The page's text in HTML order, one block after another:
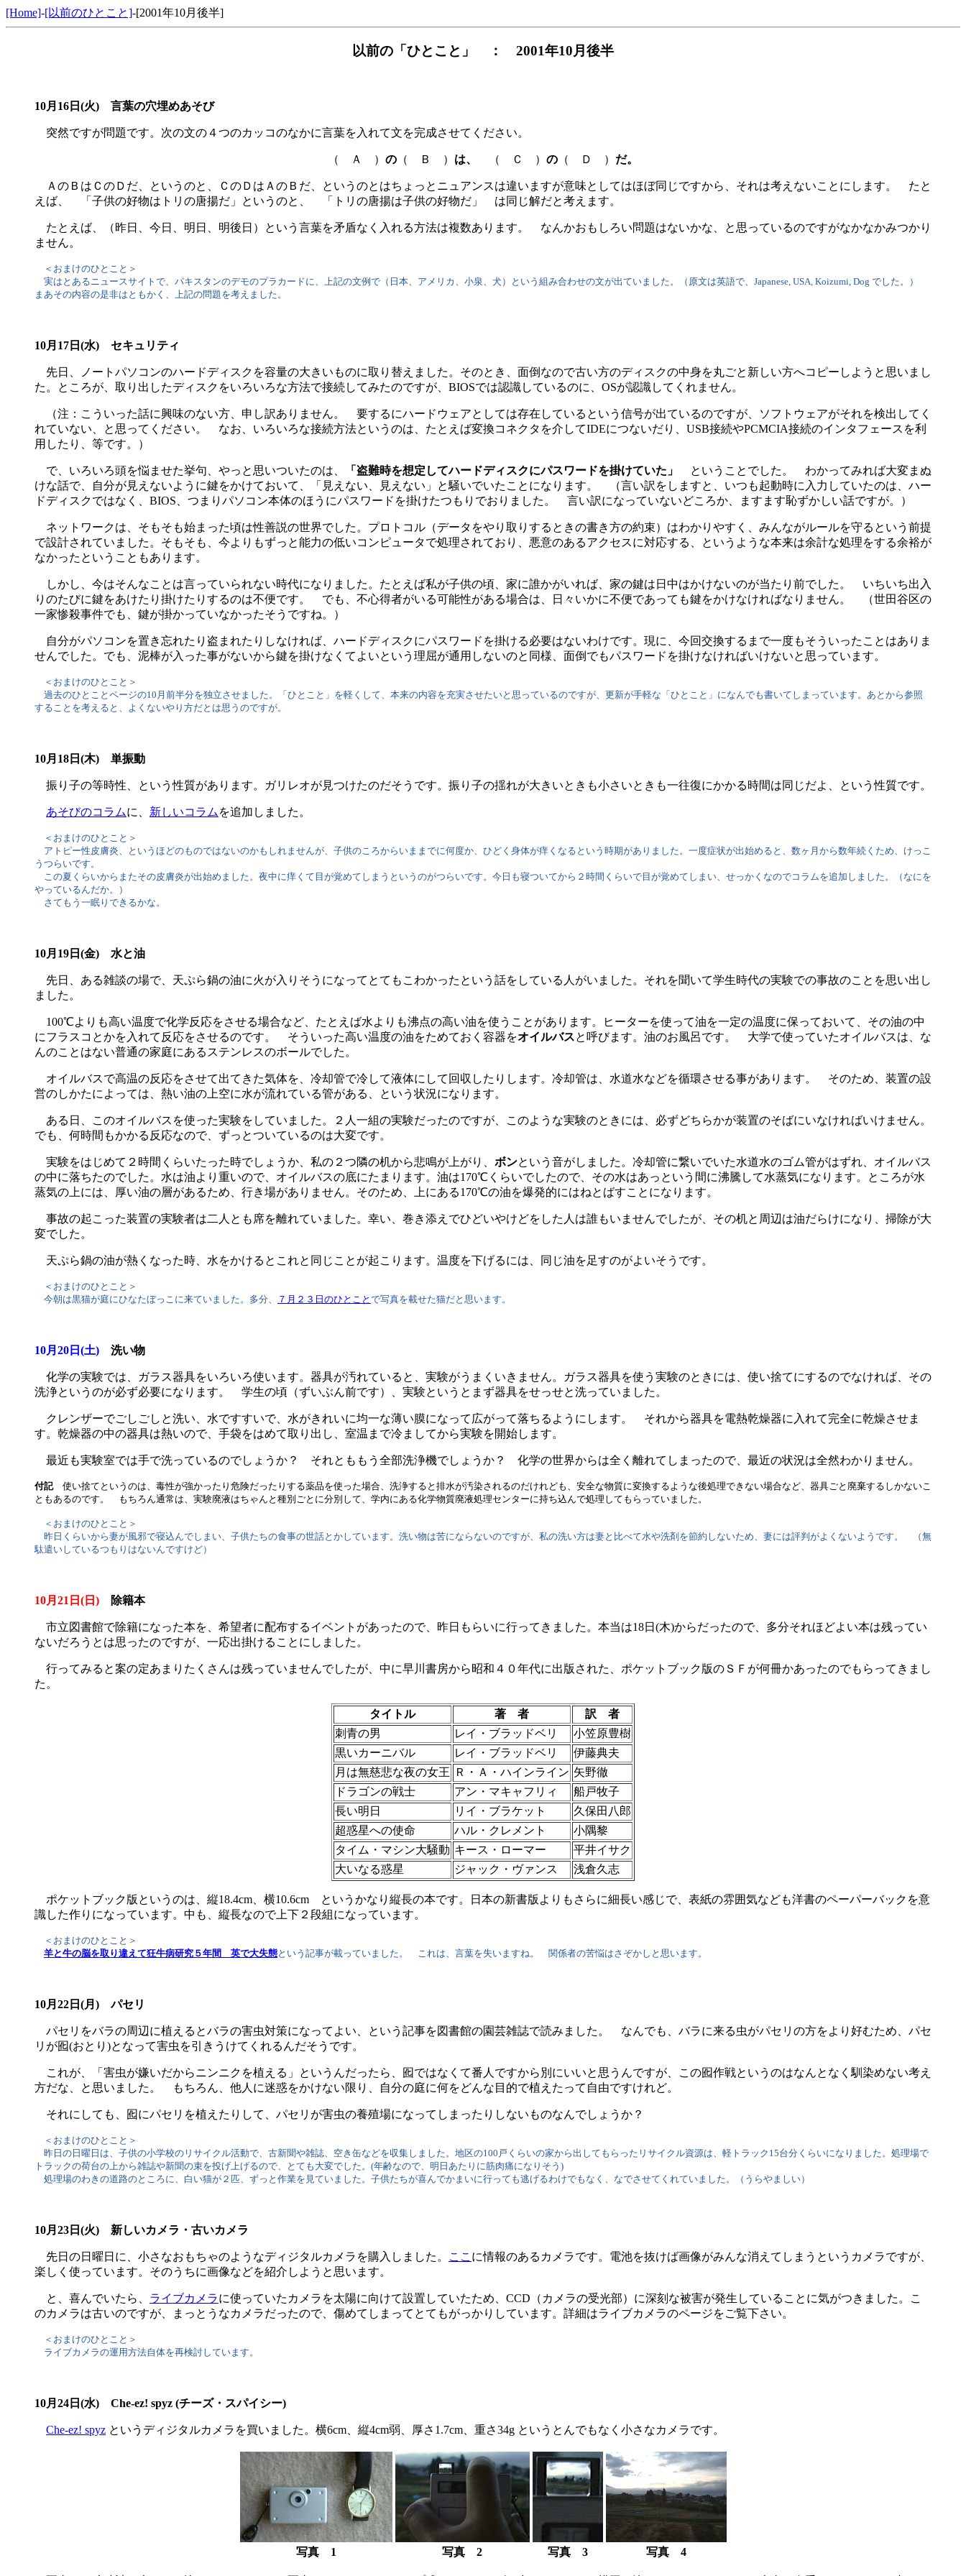
[Home]-[以前のひとこと]-[2001年10月後半]
以前の「ひとこと」 ： 2001年10月後半
10月16日(火) 言葉の穴埋めあそび
突然ですが問題です。次の文の４つのカッコのなかに言葉を入れて文を完成させてください。
（ Ａ ） の （ Ｂ ） は、 （ Ｃ ） の （ Ｄ ） だ。
ＡのＢはＣのＤだ、というのと、ＣのＤはＡのＢだ、というのとはちょっとニュアンスは違いますが意味としてはほぼ同じですから、それは考えないことにします。 たと
えば、 「子供の好物はトリの唐揚だ」というのと、 「トリの唐揚は子供の好物だ」 は同じ解だと考えます。
たとえば、（昨日、今日、明日、明後日）という言葉を矛盾なく入れる方法は複数あります。 なんかおもしろい問題はないかな、と思っているのですがなかなかみつかり
ません。
＜おまけのひとこと＞
実はとあるニュースサイトで、パキスタンのデモのプラカードに、上記の文例で（日本、アメリカ、小泉、犬）という組み合わせの文が出ていました。（原文は英語で、Japanese, USA, Koizumi, Dog でした。）
まあその内容の是非はともかく、上記の問題を考えました。
10月17日(水) セキュリティ
先日、ノートパソコンのハードディスクを容量の大きいものに取り替えました。そのとき、面倒なので古い方のディスクの中身を丸ごと新しい方へコピーしようと思いまし
た。ところが、取り出したディスクをいろいろな方法で接続してみたのですが、BIOSでは認識しているのに、OSが認識してくれません。
（注：こういった話に興味のない方、申し訳ありません。 要するにハードウェアとしては存在しているという信号が出ているのですが、ソフトウェアがそれを検出してく
れていない、と思ってください。 なお、いろいろな接続方法というのは、たとえば変換コネクタを介してIDEにつないだり、USB接続やPCMCIA接続のインタフェースを利
用したり、等です。）
で、いろいろ頭を悩ませた挙句、やっと思いついたのは、 「盗難時を想定してハードディスクにパスワードを掛けていた」
ということでした。 わかってみれば大変まぬ
けな話で、自分が見えないように鍵をかけておいて、「見えない、見えない」と騒いでいたことになります。 （言い訳をしますと、いつも起動時に入力していたのは、ハー
ドディスクではなく、BIOS、つまりパソコン本体のほうにパスワードを掛けたつもりでおりました。 言い訳になっていないどころか、ますます恥ずかしい話ですが。）
ネットワークは、そもそも始まった頃は性善説の世界でした。プロトコル（データをやり取りするときの書き方の約束）はわかりやすく、みんながルールを守るという前提
で設計されていました。そもそも、今よりもずっと能力の低いコンピュータで処理されており、悪意のあるアクセスに対応する、というような本来は余計な処理をする余裕が
なかったということもあります。
しかし、今はそんなことは言っていられない時代になりました。たとえば私が子供の頃、家に誰かがいれば、家の鍵は日中はかけないのが当たり前でした。 いちいち出入
りのたびに鍵をあけたり掛けたりするのは不便です。 でも、不心得者がいる可能性がある場合は、日々いかに不便であっても鍵をかけなければなりません。 （世田谷区の
一家惨殺事件でも、鍵が掛かっていなかったそうですね。）
自分がパソコンを置き忘れたり盗まれたりしなければ、ハードディスクにパスワードを掛ける必要はないわけです。現に、今回交換するまで一度もそういったことはありま
せんでした。でも、泥棒が入った事がないから鍵を掛けなくてよいという理屈が通用しないのと同様、面倒でもパスワードを掛けなければいけないと思っています。
＜おまけのひとこと＞
過去のひとことページの10月前半分を独立させました。「ひとこと」を軽くして、本来の内容を充実させたいと思っているのですが、更新が手軽な「ひとこと」になんでも書いてしまっています。あとから参照
することを考えると、よくないやり方だとは思うのですが。
10月18日(木) 単振動
振り子の等時性、という性質があります。ガリレオが見つけたのだそうです。振り子の揺れが大きいときも小さいときも一往復にかかる時間は同じだよ、という性質です。
あそびのコラムに、 新しいコラムを追加しました。
＜おまけのひとこと＞
アトピー性皮膚炎、というほどのものではないのかもしれませんが、子供のころからいままでに何度か、ひどく身体が痒くなるという時期がありました。一度症状が出始めると、数ヶ月から数年続くため、けっこ
うつらいです。
この夏くらいからまたその皮膚炎が出始めました。夜中に痒くて目が覚めてしまうというのがつらいです。今日も寝ついてから２時間くらいで目が覚めてしまい、せっかくなのでコラムを追加しました。（なにを
やっているんだか。）
さてもう一眠りできるかな。
10月19日(金) 水と油
先日、ある雑談の場で、天ぷら鍋の油に火が入りそうになってとてもこわかったという話をしている人がいました。それを聞いて学生時代の実験での事故のことを思い出し
ました。
100℃よりも高い温度で化学反応をさせる場合など、たとえば水よりも沸点の高い油を使うことがあります。ヒーターを使って油を一定の温度に保っておいて、その油の中
にフラスコとかを入れて反応をさせるのです。 そういった高い温度の油をためておく容器をオイルバスと呼びます。油のお風呂です。 大学で使っていたオイルバスは、な
んのことはない普通の家庭にあるステンレスのボールでした。
オイルバスで高温の反応をさせて出てきた気体を、冷却管で冷して液体にして回収したりします。冷却管は、水道水などを循環させる事があります。 そのため、装置の設
営のしかたによっては、熱い油の上空に水が流れている管がある、という状況になります。
ある日、このオイルバスを使った実験をしていました。２人一組の実験だったのですが、このような実験のときには、必ずどちらかが装置のそばにいなければいけません。
でも、何時間もかかる反応なので、ずっとついているのは大変です。
実験をはじめて２時間くらいたった時でしょうか、私の２つ隣の机から悲鳴が上がり、 ボンという音がしました。冷却管に繋いでいた水道水のゴム管がはずれ、オイルバス
の中に落ちたのでした。水は油より重いので、オイルバスの底にたまります。油は170℃くらいでしたので、その水はあっという間に沸騰して水蒸気になります。ところが水
蒸気の上には、厚い油の層があるため、行き場がありません。そのため、上にある170℃の油を爆発的にはねとばすことになります。
事故の起こった装置の実験者は二人とも席を離れていました。幸い、巻き添えでひどいやけどをした人は誰もいませんでしたが、その机と周辺は油だらけになり、掃除が大
変でした。
天ぷら鍋の油が熱くなった時、水をかけるとこれと同じことが起こります。温度を下げるには、同じ油を足すのがよいそうです。
＜おまけのひとこと＞
今朝は黒猫が庭にひなたぼっこに来ていました。多分、
７月２３日のひとこと で写真を載せた猫だと思います。
10月20日(土) 洗い物
化学の実験では、ガラス器具をいろいろ使います。器具が汚れていると、実験がうまくいきません。ガラス器具を使う実験のときには、使い捨てにするのでなければ、その
洗浄というのが必ず必要になります。 学生の頃（ずいぶん前です）、実験というとまず器具をせっせと洗っていました。
クレンザーでごしごしと洗い、水ですすいで、水がきれいに均一な薄い膜になって広がって落ちるようにします。 それから器具を電熱乾燥器に入れて完全に乾燥させま
す。乾燥器の中の器具は熱いので、手袋をはめて取り出し、室温まで冷ましてから実験を開始します。
最近も実験室では手で洗っているのでしょうか？ それとももう全部洗浄機でしょうか？ 化学の世界からは全く離れてしまったので、最近の状況は全然わかりません。
付記使い捨てというのは、毒性が強かったり危険だったりする薬品を使った場合、洗浄すると排水が汚染されるのだけれども、安全な物質に変換するような後処理できない場合など、器具ごと廃棄するしかないこ
ともあるのです。 もちろん通常は、実験廃液はちゃんと種別ごとに分別して、学内にある化学物質廃液処理センターに持ち込んで処理してもらっていました。
＜おまけのひとこと＞
昨日くらいから妻が風邪で寝込んでしまい、子供たちの食事の世話とかしています。洗い物は苦にならないのですが、私の洗い方は妻と比べて水や洗剤を節約しないため、妻には評判がよくないようです。 （無
駄遣いしているつもりはないんですけど）
10月21日(日) 除籍本
市立図書館で除籍になった本を、希望者に配布するイベントがあったので、昨日もらいに行ってきました。本当は18日(木)からだったので、多分それほどよい本は残ってい
ないだろうとは思ったのですが、一応出掛けることにしました。
行ってみると案の定あまりたくさんは残っていませんでしたが、中に早川書房から昭和４０年代に出版された、ポケットブック版のＳＦが何冊かあったのでもらってきまし
た。
タイトル 著 者
訳 者
刺青の男
レイ・ブラッドベリ
小笠原豊樹
黒いカーニバル
レイ・ブラッドベリ
伊藤典夫
月は無慈悲な夜の女王
Ｒ・Ａ・ハインライン 矢野徹
ドラゴンの戦士
アン・マキャフリィ
船戸牧子
長い明日
リイ・ブラケット
久保田八郎
超惑星への使命
ハル・クレメント
小隅黎
タイム・マシン大騒動 キース・ローマー
平井イサク
大いなる惑星
ジャック・ヴァンス 浅倉久志
ポケットブック版というのは、縦18.4cm、横10.6cm というかなり縦長の本です。日本の新書版よりもさらに細長い感じで、表紙の雰囲気なども洋書のペーパーバックを意
識した作りになっています。中も、縦長なので上下２段組になっています。
＜おまけのひとこと＞
羊と牛の脳を取り違えて狂牛病研究５年間 英で大失態という記事が載っていました。 これは、言葉を失いますね。 関係者の苦悩はさぞかしと思います。
10月22日(月) パセリ
パセリをバラの周辺に植えるとバラの害虫対策になってよい、という記事を図書館の園芸雑誌で読みました。 なんでも、バラに来る虫がパセリの方をより好むため、パセ
リが囮(おとり)となって害虫を引きうけてくれるんだそうです。
これが、「害虫が嫌いだからニンニクを植える」というんだったら、囮ではなくて番人ですから別にいいと思うんですが、この囮作戦というのはなんとなく馴染めない考え
方だな、と思いました。 もちろん、他人に迷惑をかけない限り、自分の庭に何をどんな目的で植えたって自由ですけれど。
それにしても、囮にパセリを植えたりして、パセリが害虫の養殖場になってしまったりしないものなんでしょうか？
＜おまけのひとこと＞
昨日の日曜日は、子供の小学校のリサイクル活動で、古新聞や雑誌、空き缶などを収集しました。地区の100戸くらいの家から出してもらったリサイクル資源は、軽トラック15台分くらいになりました。処理場で
トラックの荷台の上から雑誌や新聞の束を投げ上げるので、とても大変でした。(年齢なので、明日あたりに筋肉痛になりそう)
処理場のわきの道路のところに、白い猫が２匹、ずっと作業を見ていました。子供たちが喜んでかまいに行っても逃げるわけでもなく、なでさせてくれていました。（うらやましい）
10月23日(火) 新しいカメラ・古いカメラ
先日の日曜日に、小さなおもちゃのようなディジタルカメラを購入しました。 ここ に情報のあるカメラです。電池を抜けば画像がみんな消えてしまうというカメラですが、
楽しく使っています。そのうちに画像などを紹介しようと思います。
と、喜んでいたら、 ライブカメラに使っていたカメラを太陽に向けて設置していたため、CCD（カメラの受光部）に深刻な被害が発生していることに気がつきました。こ
のカメラは古いのですが、まっとうなカメラだったので、傷めてしまってとてもがっかりしています。詳細はライブカメラのページをご覧下さい。
＜おまけのひとこと＞
ライブカメラの運用方法自体を再検討しています。
10月24日(水) Che-ez! spyz (チーズ・スパイシー)
Che-ez! spyz というディジタルカメラを買いました。横6cm、縦4cm弱、厚さ1.7cm、重さ34g というとんでもなく小さなカメラです。
写真 1 写真 2 写真 3 写真 4